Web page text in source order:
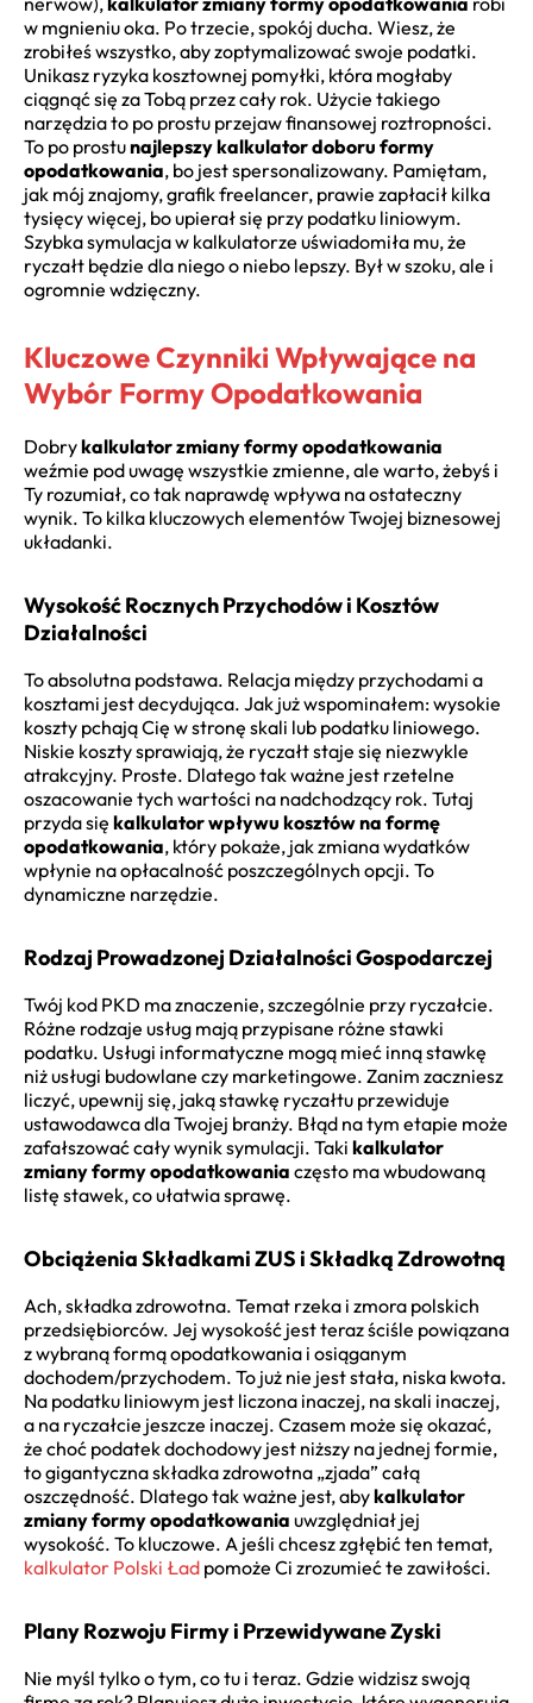
w mgnieniu oka. Po trzecie, spokój ducha. Wiesz, że
zrobiłeś wszystko, aby zoptymalizować swoje podatki.
Unikasz ryzyka kosztownej pomyłki, która mogłaby
ciągnąć się za Tobą przez cały rok. Użycie takiego
narzędzia to po prostu przejaw finansowej roztropności.
To po prostunajlepszy kalkulator doboru formy
opodatkowania, bo jest spersonalizowany. Pamiętam,
jak mój znajomy, grafik freelancer, prawie zapłacił kilka
tysięcy więcej, bo upierał się przy podatku liniowym.
Szybka symulacja w kalkulatorze uświadomiła mu, że
ryczałt będzie dla niego o niebo lepszy. Był w szoku, ale i
ogromnie wdzięczny.
Kluczowe Czynniki Wpływające na
Wybór Formy Opodatkowania
Dobrykalkulator zmiany formy opodatkowania
weźmie pod uwagę wszystkie zmienne, ale warto, żebyś i
Ty rozumiał, co tak naprawdę wpływa na ostateczny
wynik. To kilka kluczowych elementów Twojej biznesowej
układanki.
Wysokość Rocznych Przychodów i Kosztów
Działalności
To absolutna podstawa. Relacja między przychodami a
kosztami jest decydująca. Jak już wspominałem: wysokie
koszty pchają Cię w stronę skali lub podatku liniowego.
Niskie koszty sprawiają, że ryczałt staje się niezwykle
atrakcyjny. Proste. Dlatego tak ważne jest rzetelne
oszacowanie tych wartości na nadchodzący rok. Tutaj
przyda się kalkulator wpływu kosztów na formę
opodatkowania, który pokaże, jak zmiana wydatków
wpłynie na opłacalność poszczególnych opcji. To
dynamiczne narzędzie.
Rodzaj Prowadzonej Działalności Gospodarczej
Twój kod PKD ma znaczenie, szczególnie przy ryczałcie.
Różne rodzaje usług mają przypisane różne stawki
podatku. Usługi informatyczne mogą mieć inną stawkę
niż usługi budowlane czy marketingowe. Zanim zaczniesz
liczyć, upewnij się, jaką stawkę ryczałtu przewiduje
ustawodawca dla Twojej branży. Błąd na tym etapie może
zafałszować cały wynik symulacji. Taki kalkulator
zmiany formy opodatkowania często ma wbudowaną
listę stawek, co ułatwia sprawę.
Obciążenia Składkami ZUS i Składką Zdrowotną
Ach, składka zdrowotna. Temat rzeka i zmora polskich
przedsiębiorców. Jej wysokość jest teraz ściśle powiązana
z wybraną formą opodatkowania i osiąganym
dochodem/przychodem. To już nie jest stała, niska kwota.
Na podatku liniowym jest liczona inaczej, na skali inaczej,
a na ryczałcie jeszcze inaczej. Czasem może się okazać,
że choć podatek dochodowy jest niższy na jednej formie,
to gigantyczna składka zdrowotna „zjada” całą
oszczędność. Dlatego tak ważne jest, abykalkulator
zmiany formy opodatkowania uwzględniał jej
wysokość. To kluczowe. A jeśli chcesz zgłębić ten temat,
kalkulator Polski Ład pomoże Ci zrozumieć te zawiłości.
Plany Rozwoju Firmy i Przewidywane Zyski
Nie myśl tylko o tym, co tu i teraz. Gdzie widzisz swoją